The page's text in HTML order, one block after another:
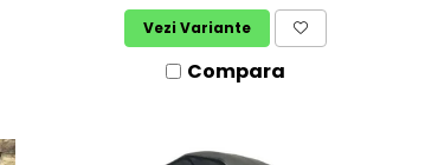
Vezi Variante
Compara